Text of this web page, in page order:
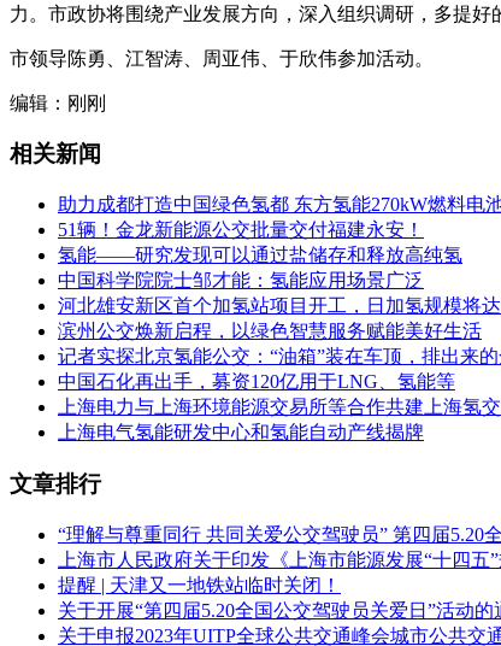
力。市政协将围绕产业发展方向，深入组织调研，多提好
市领导陈勇、江智涛、周亚伟、于欣伟参加活动。
编辑：刚刚
相关新闻
助力成都打造中国绿色氢都 东方氢能270kW燃料电
51辆！金龙新能源公交批量交付福建永安！
氢能——研究发现可以通过盐储存和释放高纯氢
中国科学院院士邹才能：氢能应用场景广泛
河北雄安新区首个加氢站项目开工，日加氢规模将
滨州公交焕新启程，以绿色智慧服务赋能美好生活
记者实探北京氢能公交：“油箱”装在车顶，排出来
中国石化再出手，募资120亿用于LNG、氢能等
上海电力与上海环境能源交易所等合作共建上海氢
上海电气氢能研发中心和氢能自动产线揭牌
文章排行
“理解与尊重同行 共同关爱公交驾驶员” 第四届5.20
上海市人民政府关于印发《上海市能源发展“十四五
提醒 | 天津又一地铁站临时关闭！
关于开展“第四届5.20全国公交驾驶员关爱日”活动的
关于申报2023年UITP全球公共交通峰会城市公共交